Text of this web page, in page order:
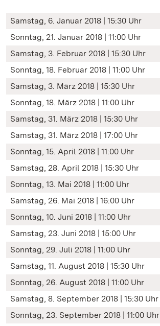
Samstag, 6. Januar 2018 | 15:30 Uhr
Sonntag, 21. Januar 2018 | 11:00 Uhr
Samstag, 3. Februar 2018 | 15:30 Uhr
Sonntag, 18. Februar 2018 | 11:00 Uhr
Samstag, 3. März 2018 | 15:30 Uhr
Sonntag, 18. März 2018 | 11:00 Uhr
Samstag, 31. März 2018 | 15:30 Uhr
Samstag, 31. März 2018 | 17:00 Uhr
Sonntag, 15. April 2018 | 11:00 Uhr
Samstag, 28. April 2018 | 15:30 Uhr
Sonntag, 13. Mai 2018 | 11:00 Uhr
Samstag, 26. Mai 2018 | 16:00 Uhr
Sonntag, 10. Juni 2018 | 11:00 Uhr
Samstag, 23. Juni 2018 | 15:00 Uhr
Sonntag, 29. Juli 2018 | 11:00 Uhr
Samstag, 11. August 2018 | 15:30 Uhr
Sonntag, 26. August 2018 | 11:00 Uhr
Samstag, 8. September 2018 | 15:30 Uhr
Sonntag, 23. September 2018 | 11:00 Uhr